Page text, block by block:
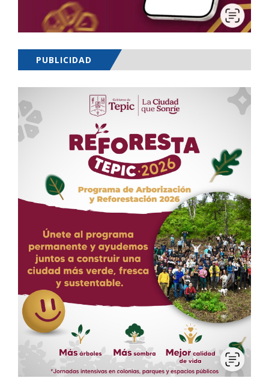
PUBLICIDAD